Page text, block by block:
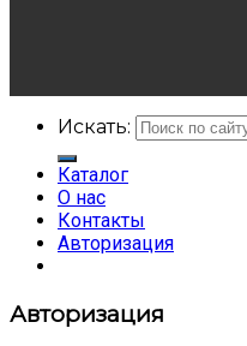
Искать:
Каталог
О нас
Контакты
Авторизация
Авторизация